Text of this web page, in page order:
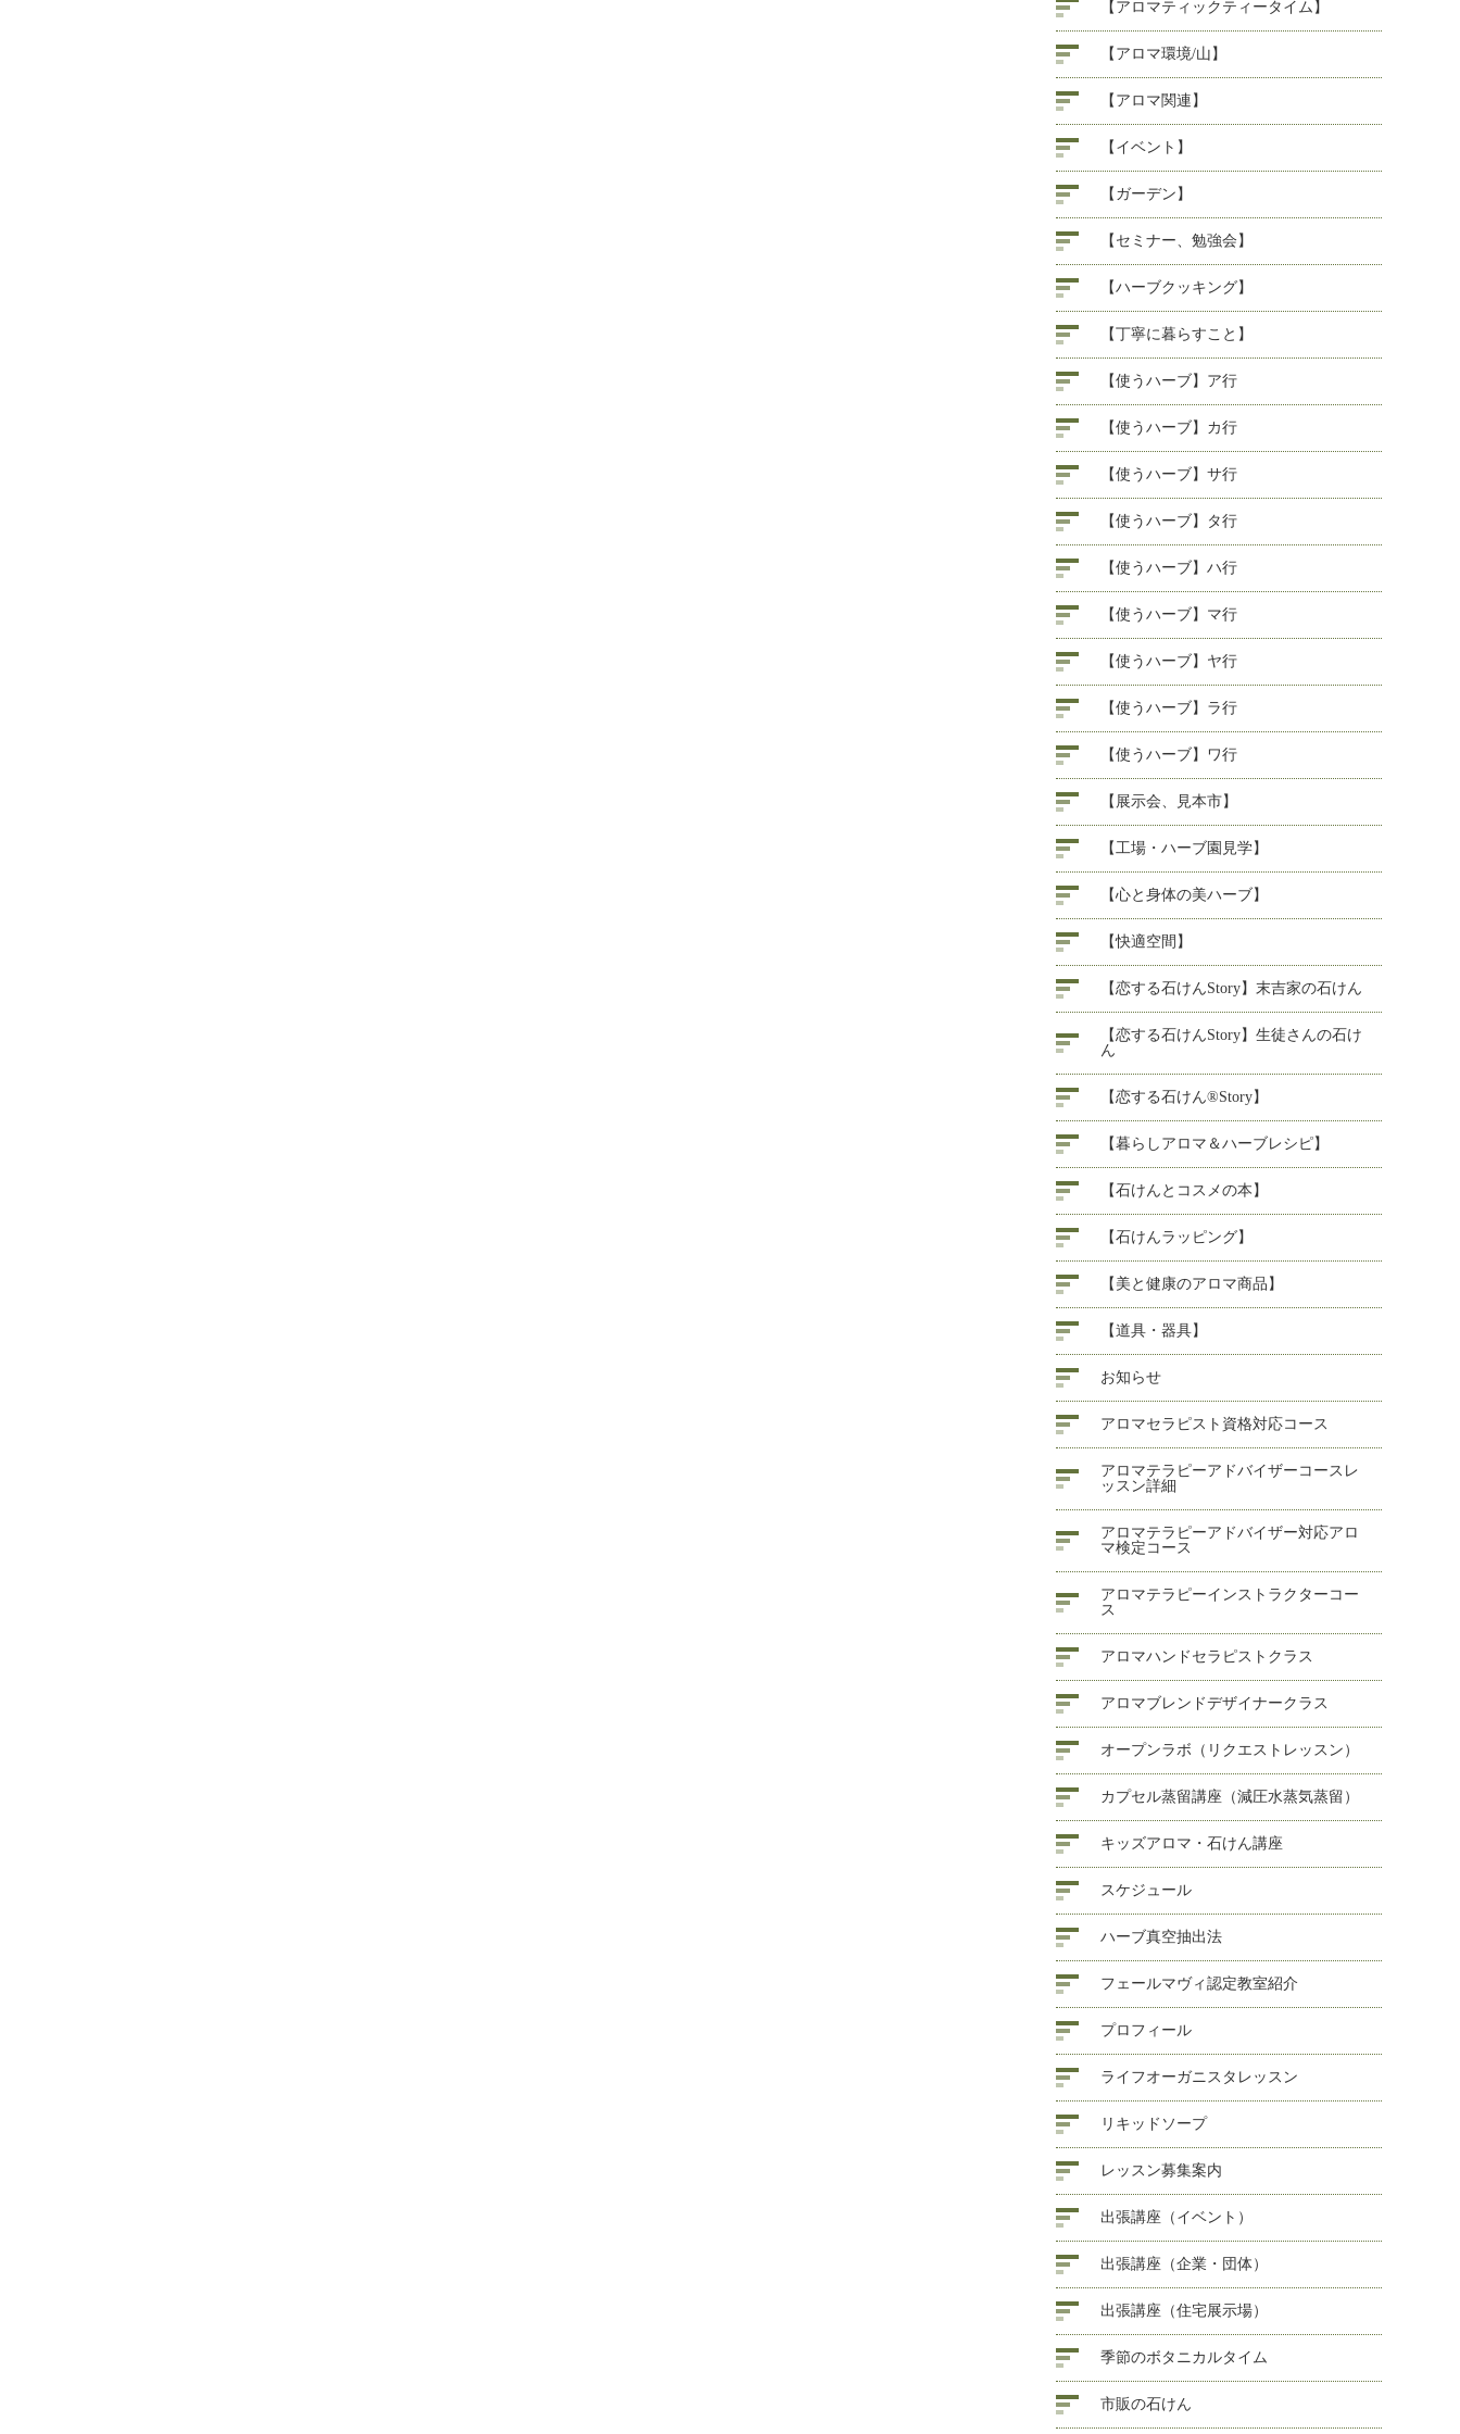
【アロマティックティータイム】
【アロマ環境/山】
【アロマ関連】
【イベント】
【ガーデン】
【セミナー、勉強会】
【ハーブクッキング】
【丁寧に暮らすこと】
【使うハーブ】ア行
【使うハーブ】カ行
【使うハーブ】サ行
【使うハーブ】タ行
【使うハーブ】ハ行
【使うハーブ】マ行
【使うハーブ】ヤ行
【使うハーブ】ラ行
【使うハーブ】ワ行
【展示会、見本市】
【工場・ハーブ園見学】
【心と身体の美ハーブ】
【快適空間】
【恋する石けんStory】末吉家の石けん
【恋する石けんStory】生徒さんの石け
ん
【恋する石けん®Story】
【暮らしアロマ＆ハーブレシピ】
【石けんとコスメの本】
【石けんラッピング】
【美と健康のアロマ商品】
【道具・器具】
お知らせ
アロマセラピスト資格対応コース
アロマテラピーアドバイザーコースレ
ッスン詳細
アロマテラピーアドバイザー対応アロ
マ検定コース
アロマテラピーインストラクターコー
ス
アロマハンドセラピストクラス
アロマブレンドデザイナークラス
オープンラボ（リクエストレッスン）
カプセル蒸留講座（減圧水蒸気蒸留）
キッズアロマ・石けん講座
スケジュール
ハーブ真空抽出法
フェールマヴィ認定教室紹介
プロフィール
ライフオーガニスタレッスン
リキッドソープ
レッスン募集案内
出張講座（イベント）
出張講座（企業・団体）
出張講座（住宅展示場）
季節のボタニカルタイム
市販の石けん